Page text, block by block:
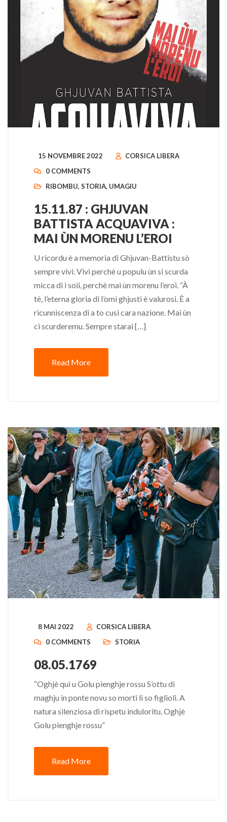
15 NOVEMBRE 2022
CORSICA LIBERA
0 COMMENTS
RIBOMBU, STORIA, UMAGIU
15.11.87 : GHJUVAN
BATTISTA ACQUAVIVA :
MAI ÙN MORENU L’EROI
U ricordu è a memoria di Ghjuvan-Battistu sò
sempre vivi. Vivi perchè u populu ùn si scurda
micca di i soii, perchè mai ùn morenu l’eroi. “À
tè, l’eterna gloria di l’omi ghjusti è valurosi. È a
ricunniscenza di a to cusì cara nazione. Mai ùn
ci scurderemu. Sempre starai […]
Read More
8 MAI 2022
CORSICA LIBERA
0 COMMENTS
STORIA
08.05.1769
“Oghjè qui u Golu pienghje rossu S’ottu di
maghju in ponte novu so morti li so figlioli. A
natura silenziosa di rispetu induloritu. Oghjè
Golu pienghje rossu”
Read More